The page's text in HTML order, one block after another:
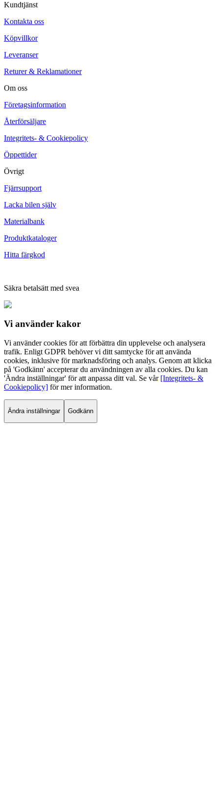
Kundtjänst
Kontakta oss
Köpvillkor
Leveranser
Returer & Reklamationer
Om oss
Företagsinformation
Återförsäljare
Integritets- & Cookiepolicy
Öppettider
Övrigt
Fjärrsupport
Lacka bilen själv
Materialbank
Produktkataloger
Hitta färgkod
Säkra betalsätt med svea
Vi använder kakor
Vi använder cookies för att förbättra din upplevelse och analysera
trafik. Enligt GDPR behöver vi ditt samtycke för att använda
cookies, inklusive för marknadsföring och analys. Genom att klicka
på 'Godkänn' accepterar du användningen av alla cookies. Du kan
'Ändra inställningar' för att anpassa ditt val. Se vår [Integritets- &
Cookiepolicy] för mer information.
Ändra inställningar Godkänn